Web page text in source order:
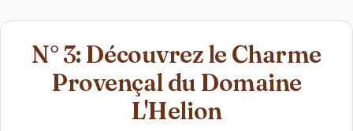
N° 3: Découvrez le Charme
Provençal du Domaine
L'Helion